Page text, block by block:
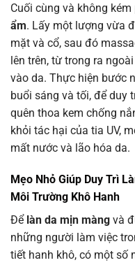
Cuối cùng và không
ẩm. Lấy một lượng vừa
mặt và cổ, sau đó
lên trên, từ trong ra
vào da. Thực hiện bước
buổi sáng và tối, để duy
quên thoa kem chống
khỏi tác hại của tia UV,
mất nước và lão hóa da.
Mẹo Nhỏ Giúp Duy Trì
Môi Trường Khô Hanh
Để làn da mịn màng và
những người làm việc
tiết hanh khô, có một số